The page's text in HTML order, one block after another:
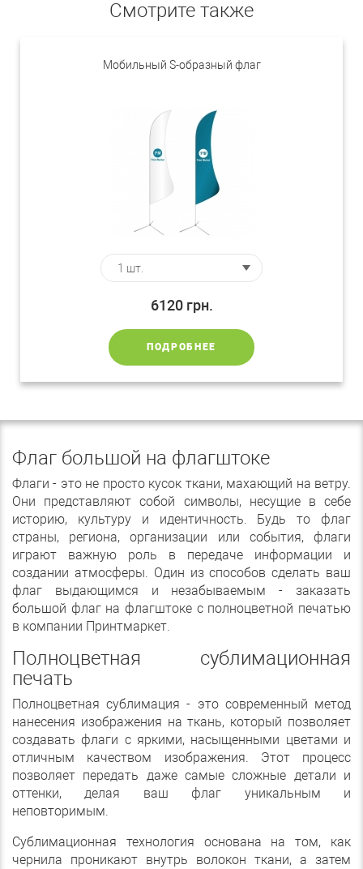
Смотрите также
Мобильный S-образный флаг
6120 грн.
ПОДРОБНЕЕ
Флаг большой на флагштоке
Флаги - это не просто кусок ткани, махающий на ветру.
Они представляют собой символы, несущие в себе
историю, культуру и идентичность. Будь то флаг
страны, региона, организации или события, флаги
играют важную роль в передаче информации и
создании атмосферы. Один из способов сделать ваш
флаг выдающимся и незабываемым - заказать
большой флаг на флагштоке с полноцветной печатью
в компании Принтмаркет.
Полноцветная сублимационная
печать
Полноцветная сублимация - это современный метод
нанесения изображения на ткань, который позволяет
создавать флаги с яркими, насыщенными цветами и
отличным качеством изображения. Этот процесс
позволяет передать даже самые сложные детали и
оттенки, делая ваш флаг уникальным и
неповторимым.
Сублимационная технология основана на том, как
чернила проникают внутрь волокон ткани, а затем